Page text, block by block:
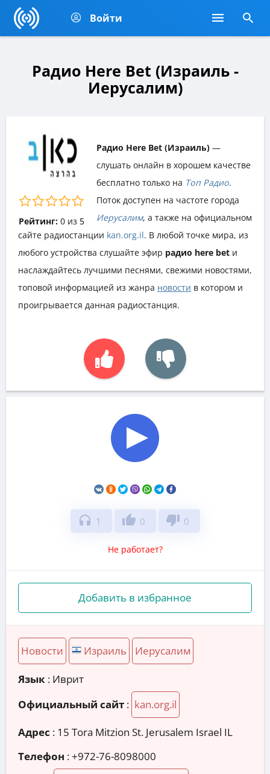
Войти
Радио Here Bet (Израиль -
Иерусалим)
Рейтинг: 0из 5
Радио Here Bet (Израиль) —
слушать онлайн в хорошем качестве
бесплатно только на Топ Радио.
Поток доступен на частоте города
Иерусалим, а также на официальном
сайте радиостанции kan.org.il. В любой точке мира, из
любого устройства слушайте эфир радио here bet и
наслаждайтесь лучшими песнями, свежими новостями,
топовой информацией из жанра новости в котором и
проигрывается данная радиостанция.
headphones 1 thumb_up 0 thumb_down 0
Не работает?
Добавить в избранное
Новости Израиль Иерусалим
Язык : Иврит
Официальный сайт : kan.org.il
Адрес : 15 Tora Mitzion St. Jerusalem Israel IL
Телефон :+972-76-8098000